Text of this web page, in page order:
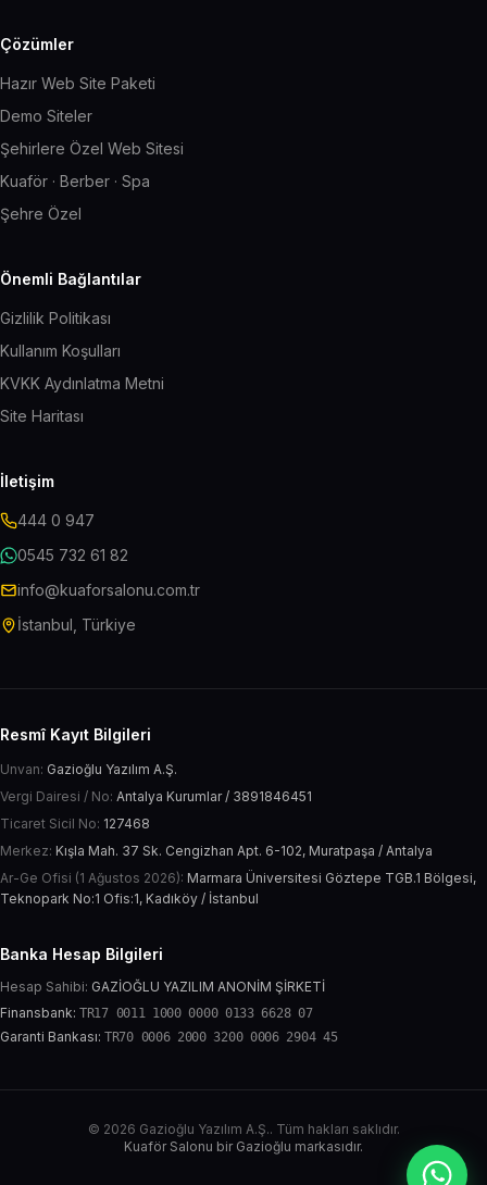
Çözümler
Hazır Web Site Paketi
Demo Siteler
Şehirlere Özel Web Sitesi
Kuaför · Berber · Spa
Şehre Özel
Önemli Bağlantılar
Gizlilik Politikası
Kullanım Koşulları
KVKK Aydınlatma Metni
Site Haritası
İletişim
444 0 947
0545 732 61 82
info@kuaforsalonu.com.tr
İstanbul, Türkiye
Resmî Kayıt Bilgileri
Unvan: Gazioğlu Yazılım A.Ş.
Vergi Dairesi / No: Antalya Kurumlar / 3891846451
Ticaret Sicil No: 127468
Merkez: Kışla Mah. 37 Sk. Cengizhan Apt. 6-102, Muratpaşa / Antalya
Ar-Ge Ofisi (1 Ağustos 2026): Marmara Üniversitesi Göztepe TGB.1 Bölgesi,
Teknopark No:1 Ofis:1, Kadıköy / İstanbul
Banka Hesap Bilgileri
Hesap Sahibi: GAZİOĞLU YAZILIM ANONİM ŞİRKETİ
Finansbank: TR17 0011 1000 0000 0133 6628 07
Garanti Bankası: TR70 0006 2000 3200 0006 2904 45
© 2026 Gazioğlu Yazılım A.Ş.. Tüm hakları saklıdır.
Kuaför Salonu bir Gazioğlu markasıdır.